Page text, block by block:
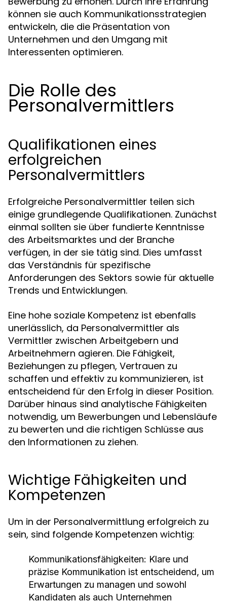
können sie auch Kommunikationsstrategien
entwickeln, die die Präsentation von
Unternehmen und den Umgang mit
Interessenten optimieren.
Die Rolle des
Personalvermittlers
Qualifikationen eines
erfolgreichen
Personalvermittlers
Erfolgreiche Personalvermittler teilen sich
einige grundlegende Qualifikationen. Zunächst
einmal sollten sie über fundierte Kenntnisse
des Arbeitsmarktes und der Branche
verfügen, in der sie tätig sind. Dies umfasst
das Verständnis für spezifische
Anforderungen des Sektors sowie für aktuelle
Trends und Entwicklungen.
Eine hohe soziale Kompetenz ist ebenfalls
unerlässlich, da Personalvermittler als
Vermittler zwischen Arbeitgebern und
Arbeitnehmern agieren. Die Fähigkeit,
Beziehungen zu pflegen, Vertrauen zu
schaffen und effektiv zu kommunizieren, ist
entscheidend für den Erfolg in dieser Position.
Darüber hinaus sind analytische Fähigkeiten
notwendig, um Bewerbungen und Lebensläufe
zu bewerten und die richtigen Schlüsse aus
den Informationen zu ziehen.
Wichtige Fähigkeiten und
Kompetenzen
Um in der Personalvermittlung erfolgreich zu
sein, sind folgende Kompetenzen wichtig:
Kommunikationsfähigkeiten: Klare und
präzise Kommunikation ist entscheidend, um
Erwartungen zu managen und sowohl
Kandidaten als auch Unternehmen